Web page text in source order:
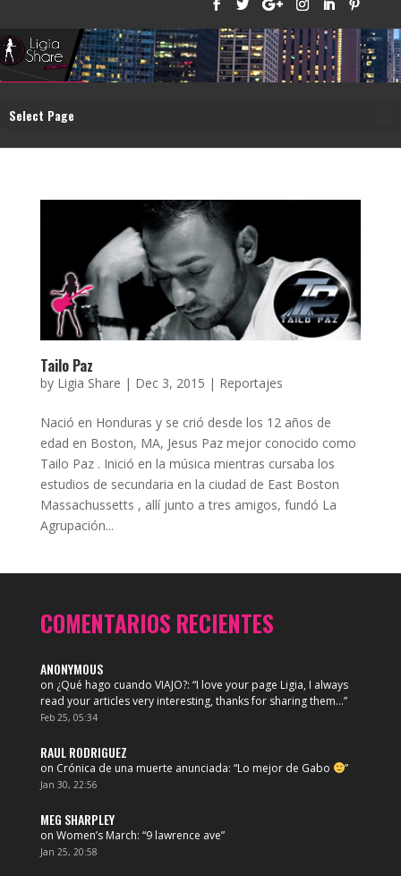
Select Page
Tailo Paz
by Ligia Share | Dec 3, 2015 | Reportajes
Nació en Honduras y se crió desde los 12 años de
edad en Boston, MA, Jesus Paz mejor conocido como
Tailo Paz . Inició en la música mientras cursaba los
estudios de secundaria en la ciudad de East Boston
Massachussetts , allí junto a tres amigos, fundó La
Agrupación...
COMENTARIOS RECIENTES
ANONYMOUS
on ¿Qué hago cuando VIAJO?: “I love your page Ligia, I always
read your articles very interesting, thanks for sharing them…”
Feb 25, 05:34
RAUL RODRIGUEZ
on Crónica de una muerte anunciada: “Lo mejor de Gabo ”
Jan 30, 22:56
MEG SHARPLEY
on Women’s March: “9 lawrence ave”
Jan 25, 20:58